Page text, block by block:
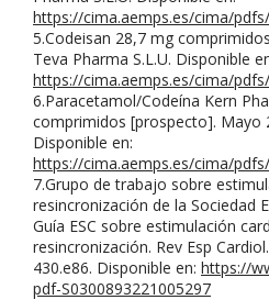
https://cima.aemps.es/cima/
5.Codeisan 28,7 mg
Teva Pharma S.L.U. Disponible
https://cima.aemps.es/cima/
6.Paracetamol/Codeína Kern
comprimidos [prospecto]. Mayo
Disponible en:
https://cima.aemps.es/cima/
7.Grupo de trabajo sobre
resincronización de la Sociedad
Guía ESC sobre estimulación
resincronización. Rev Esp
430.e86. Disponible en: https://
pdf-S0300893221005297